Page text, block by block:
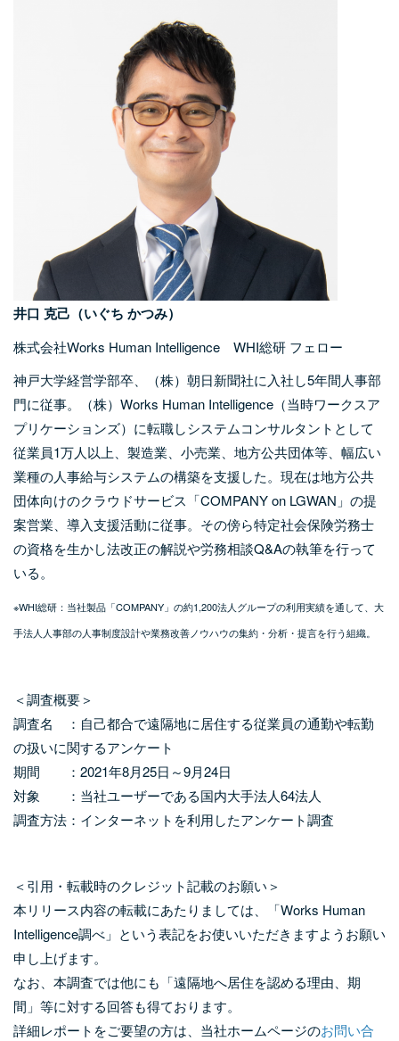
井口 克己（いぐち かつみ）
株式会社Works Human Intelligence WHI総研 フェロー
神戸大学経営学部卒、（株）朝日新聞社に入社し5年間人事部
門に従事。（株）Works Human Intelligence（当時ワークスア
プリケーションズ）に転職しシステムコンサルタントとして
従業員1万人以上、製造業、小売業、地方公共団体等、幅広い
業種の人事給与システムの構築を支援した。現在は地方公共
団体向けのクラウドサービス「COMPANY on LGWAN」の提
案営業、導入支援活動に従事。その傍ら特定社会保険労務士
の資格を生かし法改正の解説や労務相談Q&Aの執筆を行って
いる。
※WHI総研：当社製品「COMPANY」の約1,200法人グループの利用実績を通して、大
手法人人事部の人事制度設計や業務改善ノウハウの集約・分析・提言を行う組織。
＜調査概要＞
調査名 ：自己都合で遠隔地に居住する従業員の通勤や転勤
の扱いに関するアンケート
期間 ：2021年8月25日～9月24日
対象 ：当社ユーザーである国内大手法人64法人
調査方法：インターネットを利用したアンケート調査
＜引用・転載時のクレジット記載のお願い＞
本リリース内容の転載にあたりましては、「Works Human
Intelligence調べ」という表記をお使いいただきますようお願い
申し上げます。
なお、本調査では他にも「遠隔地へ居住を認める理由、期
間」等に対する回答も得ております。
詳細レポートをご要望の方は、当社ホームページのお問い合